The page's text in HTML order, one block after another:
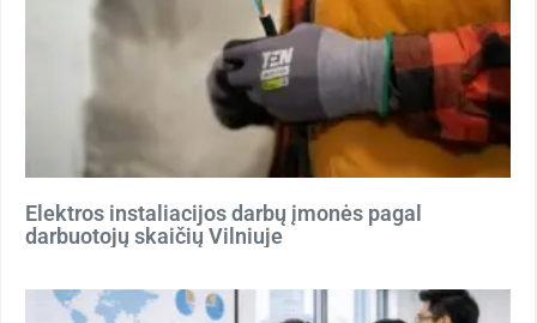
Elektros instaliacijos darbų įmonės pagal
darbuotojų skaičių Vilniuje